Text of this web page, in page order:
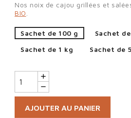
Nos noix de cajou grillées et
BIO
Sachet de 100 g
Sachet
Sachet de 1 kg
Sachet de
AJOUTER AU PANIER